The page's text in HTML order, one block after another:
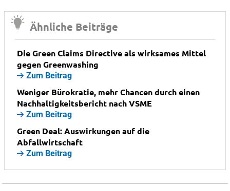
Ähnliche Beiträge
Die Green Claims Directive als wirksames Mittel
gegen Greenwashing
Zum Beitrag
Weniger Bürokratie, mehr Chancen durch einen
Nachhaltigkeitsbericht nach VSME
Zum Beitrag
Green Deal: Auswirkungen auf die
Abfallwirtschaft
Zum Beitrag